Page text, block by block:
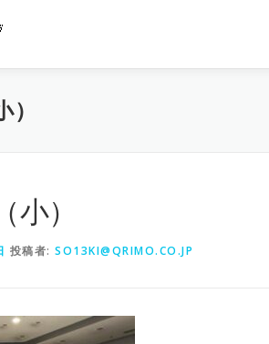
小）
投稿者: SO13KI@QRIMO.CO.JP